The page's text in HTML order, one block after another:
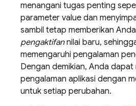
menangani tugas penting
parameter value dan
sambil tetap memberikan
pengaktifannilai baru,
memengaruhi pengalaman
Dengan demikian, Anda dapat
pengalaman aplikasi dengan
untuk setiap perubahan.